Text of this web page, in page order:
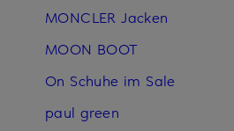
MONCLER Jacken
MOON BOOT
On Schuhe im Sale
paul green